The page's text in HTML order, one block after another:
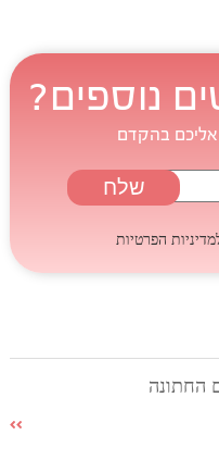
נוספים?
אליכם בהקדם
הפרטיות
החתונה